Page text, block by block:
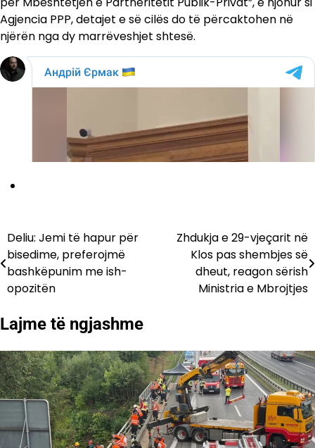
Agjencia PPP, detajet e së cilës do të përcaktohen në
njërën nga dy marrëveshjet shtesë.
Lëvizje
te
postimet
Deliu: Jemi të hapur për
bisedime, preferojmë
bashkëpunim me ish-
opozitën
Zhdukja e 29-vjeçarit në
Klos pas shembjes së
dheut, reagon sërish
Ministria e Mbrojtjes
Lajme të ngjashme